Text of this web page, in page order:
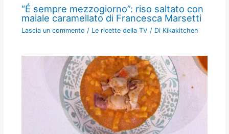
“É sempre mezzogiorno”: riso saltato con
maiale caramellato di Francesca Marsetti
Lascia un commento / Le ricette della TV / Di Kikakitchen